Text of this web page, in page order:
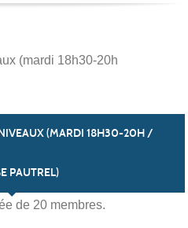
(mardi 18h30-20h
(MARDI 18H30-20H /
PAUTREL)
de 20 membres.